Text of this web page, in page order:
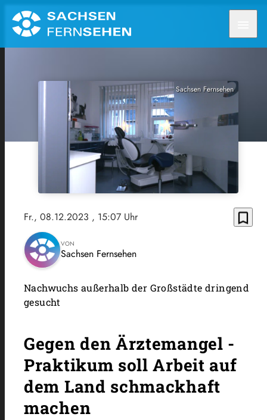
Sachsen Fernsehen
Fr., 08.12.2023 , 15:07 Uhr bookmark_border
VON
Sachsen Fernsehen
Nachwuchs außerhalb der Großstädte dringend
gesucht
Gegen den Ärztemangel -
Praktikum soll Arbeit auf
dem Land schmackhaft
machen